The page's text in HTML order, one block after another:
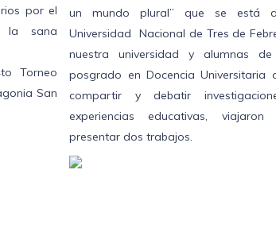
por el
la sana
Torneo
San
un mundo plural” que se está
Universidad Nacional de Tres de
nuestra universidad y alumnas
posgrado en Docencia
compartir y debatir
experiencias educativas,
presentar dos trabajos.